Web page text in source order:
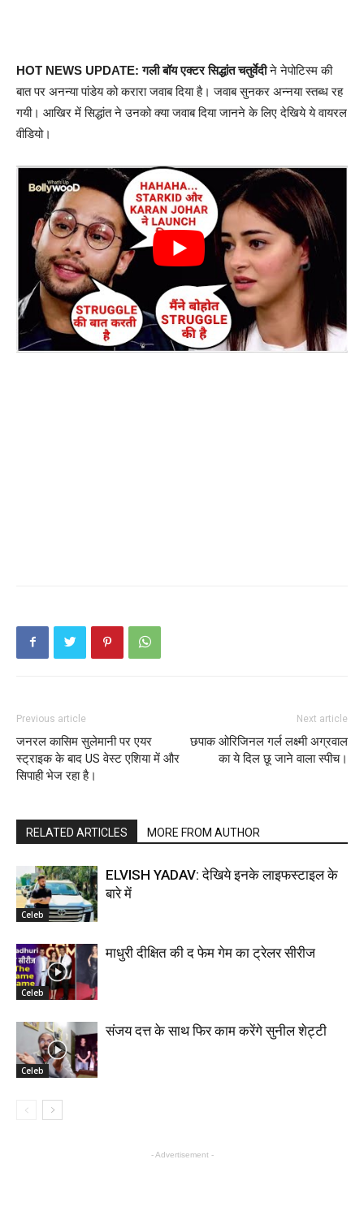
HOT NEWS UPDATE: गली बॉय एक्टर सिद्धांत चतुर्वेदीने नेपोटिस्म की
बात पर अनन्या पांडेय को करारा जवाब दिया है। जवाब सुनकर अन्नया स्तब्ध रह
गयी। आखिर में सिद्धांत ने उनको क्या जवाब दिया जानने के लिए देखिये ये वायरल
वीडियो।
Previous article
जनरल कासिम सुलेमानी पर एयर
स्ट्राइक के बाद US वेस्ट एशिया में और
सिपाही भेज रहा है।
Next article
छपाक ओरिजिनल गर्ल लक्ष्मी अग्रवाल
का ये दिल छू जाने वाला स्पीच।
RELATED ARTICLES MORE FROM AUTHOR
Celeb
ELVISH YADAV: देखिये इनके लाइफस्टाइल के
बारे में
Celeb
माधुरी दीक्षित की द फेम गेम का ट्रेलर सीरीज
Celeb
संजय दत्त के साथ फिर काम करेंगे सुनील शेट्टी
- Advertisement -